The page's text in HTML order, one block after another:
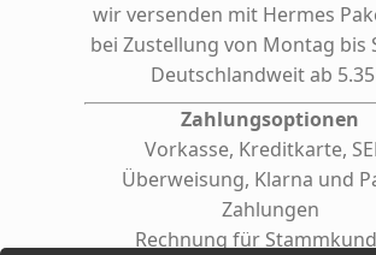
wir versenden mit Hermes
bei Zustellung von Montag bis
Deutschlandweit ab
Zahlungsoptionen
Vorkasse, Kreditkarte,
Überweisung, Klarna und
Zahlungen
Rechnung für